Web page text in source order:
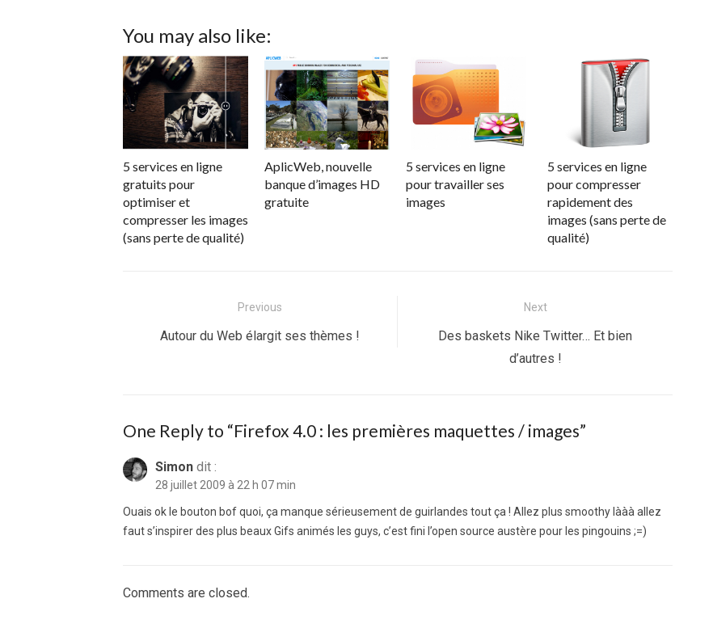
You may also like:
5 services en ligne
gratuits pour
optimiser et
compresser les images
(sans perte de qualité)
AplicWeb, nouvelle
banque d’images HD
gratuite
5 services en ligne
pour travailler ses
images
5 services en ligne
pour compresser
rapidement des
images (sans perte de
qualité)
Previous
Previous
Autour du Web élargit ses thèmes !
Next
Next
Des baskets Nike Twitter… Et bien
d’autres !
One Reply to “Firefox 4.0 : les premières maquettes / images”
Simon dit :
28 juillet 2009 à 22 h 07 min
Ouais ok le bouton bof quoi, ça manque sérieusement de guirlandes tout ça ! Allez plus smoothy lààà allez
faut s’inspirer des plus beaux Gifs animés les guys, c’est fini l’open source austère pour les pingouins ;=)
Comments are closed.